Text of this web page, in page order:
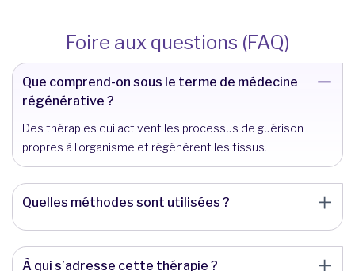
Foire aux questions (FAQ)
Que comprend-on sous le terme de médecine
régénérative ?
Des thérapies qui activent les processus de guérison
propres à l’organisme et régénèrent les tissus.
Quelles méthodes sont utilisées ?
À qui s’adresse cette thérapie ?